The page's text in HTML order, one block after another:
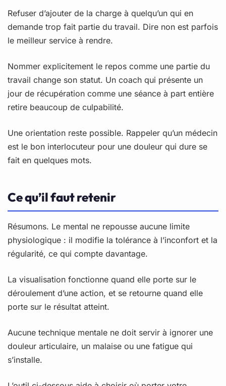
Refuser d’ajouter de la charge à quelqu’un qui en
demande trop fait partie du travail. Dire non est parfois
le meilleur service à rendre.
Nommer explicitement le repos comme une partie du
travail change son statut. Un coach qui présente un
jour de récupération comme une séance à part entière
retire beaucoup de culpabilité.
Une orientation reste possible. Rappeler qu’un médecin
est le bon interlocuteur pour une douleur qui dure se
fait en quelques mots.
Ce qu’il faut retenir
Résumons. Le mental ne repousse aucune limite
physiologique : il modifie la tolérance à l’inconfort et la
régularité, ce qui compte davantage.
La visualisation fonctionne quand elle porte sur le
déroulement d’une action, et se retourne quand elle
porte sur le résultat atteint.
Aucune technique mentale ne doit servir à ignorer une
douleur articulaire, un malaise ou une fatigue qui
s’installe.